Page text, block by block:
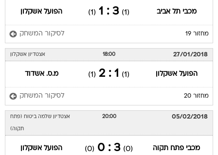
מכבי תל אביב (1)
3 : 1
(1) הפועל אשקלון
מחזור 19 לסיקור המשחק
27/01/2018
18:00 אצטדיון אשקלון
הפועל אשקלון (1)
1 : 2
(1) מ.ס. אשדוד
מחזור 20 לסיקור המשחק
05/02/2018
20:00 אצטדיון שלמה ביטוח (פתח
תקוה)
מכבי פתח תקוה (0)
3 : 0
(0) הפועל אשקלון